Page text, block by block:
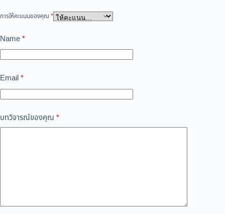
การให้คะแนนของคุณ *
Name*
Email*
บทวิจารณ์ของคุณ *